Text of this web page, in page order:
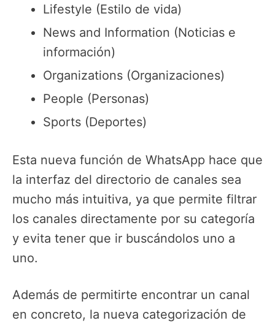
Lifestyle (Estilo de vida)
News and Information (Noticias e
información)
Organizations (Organizaciones)
People (Personas)
Sports (Deportes)
Esta nueva función de WhatsApp hace que
la interfaz del directorio de canales sea
mucho más intuitiva, ya que permite filtrar
los canales directamente por su categoría
y evita tener que ir buscándolos uno a
uno.
Además de permitirte encontrar un canal
en concreto, la nueva categorización de